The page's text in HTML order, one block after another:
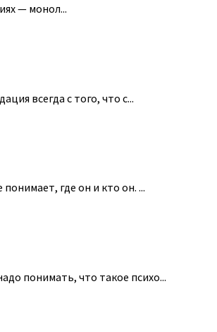
— монол...
всегда с того, что с...
где он и кто он. ...
понимать, что такое психо...